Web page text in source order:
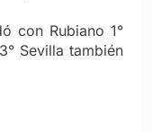
con Rubiano 1°
Sevilla también